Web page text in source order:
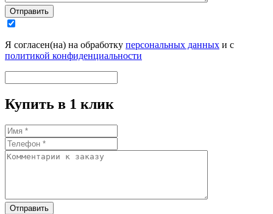
Отправить
Я согласен(на) на обработку персональных данных и с
политикой конфиденциальности
Купить в 1 клик
Отправить